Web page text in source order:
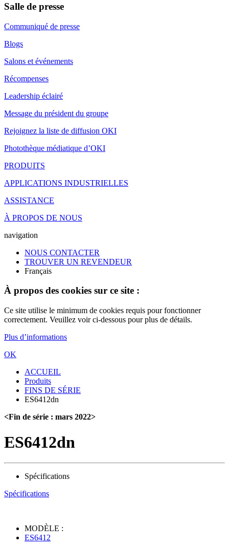
Salle de presse
Communiqué de presse
Blogs
Salons et événements
Récompenses
Leadership éclairé
Message du président du groupe
Rejoignez la liste de diffusion OKI
Photothèque médiatique d’OKI
PRODUITS
APPLICATIONS INDUSTRIELLES
ASSISTANCE
À PROPOS DE NOUS
navigation
NOUS CONTACTER
TROUVER UN REVENDEUR
Français
À propos des cookies sur ce site :
Ce site utilise le minimum de cookies requis pour fonctionner
correctement. Veuillez voir ci-dessous pour plus de détails.
Plus d’informations
OK
ACCUEIL
Produits
FINS DE SÉRIE
ES6412dn
<Fin de série : mars 2022>
ES6412dn
Spécifications
Spécifications
MODÈLE :
ES6412